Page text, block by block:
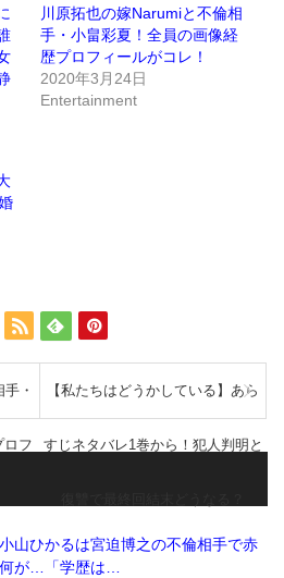
川原拓也の嫁Narumiと不倫相
手・小畠彩夏！全員の画像経
歴プロフィールがコレ！
2020年3月24日
Entertainment
・
ロフ
【私たちはどうかしている】あら
すじネタバレ1巻から！犯人判明と
小山ひかるは宮迫博之の不倫相手で赤
が…「学歴は…